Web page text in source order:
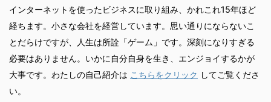
インターネットを使ったビジネスに取り組み、かれこれ15年ほど
経ちます。小さな会社を経営しています。思い通りにならないこ
とだらけですが、人生は所詮「ゲーム」です。深刻になりすぎる
必要はありません。いかに自分自身を生き、エンジョイするかが
大事です。わたしの自己紹介は こちらをクリック してご覧くださ
い。